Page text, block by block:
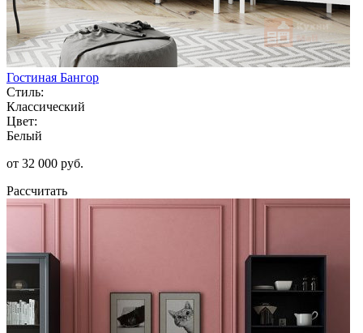
Гостиная Бангор
Стиль:
Классический
Цвет:
Белый
от 32 000 руб.
Рассчитать